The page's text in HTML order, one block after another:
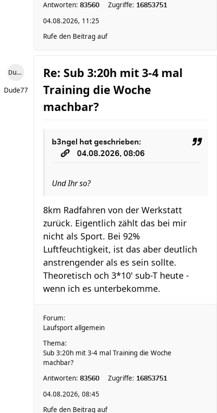
Antworten: 83560 Zugriffe: 16853751
04.08.2026, 11:25
Rufe den Beitrag auf
Dude77
Dude77
Re: Sub 3:20h mit 3-4 mal
Training die Woche
machbar?
b3ngel
hat geschrieben:
04.08.2026, 08:06
Und Ihr so?
8km Radfahren von der Werkstatt
zurück. Eigentlich zählt das bei mir
nicht als Sport. Bei 92%
Luftfeuchtigkeit, ist das aber deutlich
anstrengender als es sein sollte.
Theoretisch och 3*10' sub-T heute -
wenn ich es unterbekomme.
Forum:
Laufsport allgemein
Thema:
Sub 3:20h mit 3-4 mal Training die Woche
machbar?
Antworten: 83560 Zugriffe: 16853751
04.08.2026, 08:45
Rufe den Beitrag auf